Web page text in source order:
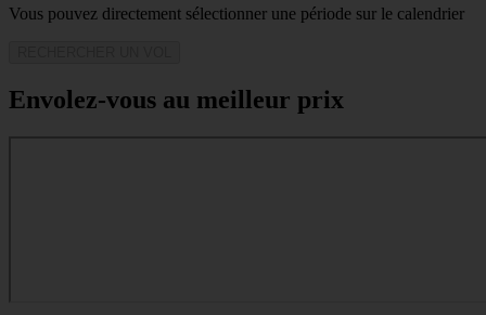
Vous pouvez directement sélectionner une période sur le calendrier
Envolez-vous au meilleur prix